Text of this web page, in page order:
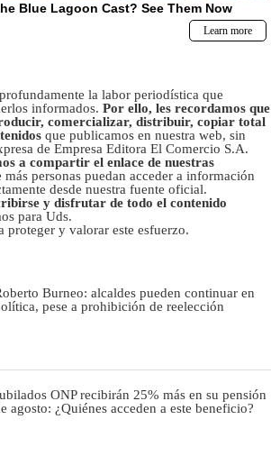
la labor periodística que
informados. Por ello, les recordamos que
comercializar, distribuir, copiar total
que publicamos en nuestra web, sin
de Empresa Editora El Comercio S.A.
a compartir el enlace de nuestras
más personas puedan acceder a información
desde nuestra fuente oficial.
y disfrutar de todo el contenido
para Uds.
proteger y valorar este esfuerzo.
Burneo: alcaldes pueden continuar en
pese a prohibición de reelección
ONP recibirán 25% más en su pensión
agosto: ¿Quiénes acceden a este beneficio?